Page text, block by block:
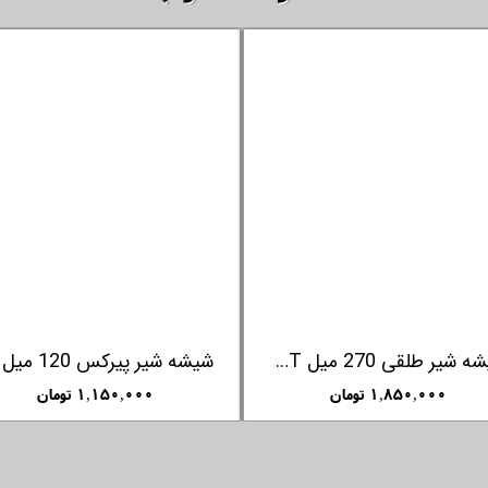
۱,۱۵۰,۰۰۰ تومان
شیشه شیر طلقی 270 میل ARTIST فارلین FARLIN
۱,۸۵۰,۰۰۰ تومان